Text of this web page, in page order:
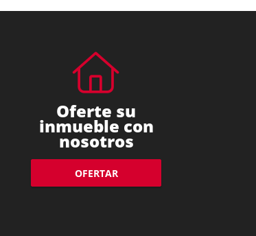
Oferte su
inmueble con
nosotros
OFERTAR